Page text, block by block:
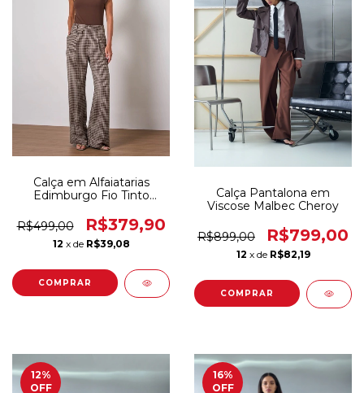
Calça em Alfaiatarias
Edimburgo Fio Tinto
R$499,00
R$379,90
12 x de R$39,08
COMPRAR
Calça Pantalona em
Viscose Malbec Cheroy
R$899,00 R$799,00
12 x de R$82,19
COMPRAR
12%
OFF
16%
OFF